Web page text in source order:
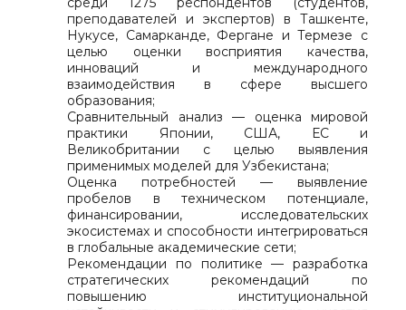
преподавателей и экспертов) в Ташкенте,
Нукусе, Самарканде, Фергане и Термезе с
целью оценки восприятия качества,
инноваций и международного
взаимодействия в сфере высшего
образования;
Сравнительный анализ — оценка мировой
практики Японии, США, ЕС и
Великобритании с целью выявления
применимых моделей для Узбекистана;
Оценка потребностей — выявление
пробелов в техническом потенциале,
финансировании, исследовательских
экосистемах и способности интегрироваться
в глобальные академические сети;
Рекомендации по политике — разработка
стратегических рекомендаций по
повышению институциональной